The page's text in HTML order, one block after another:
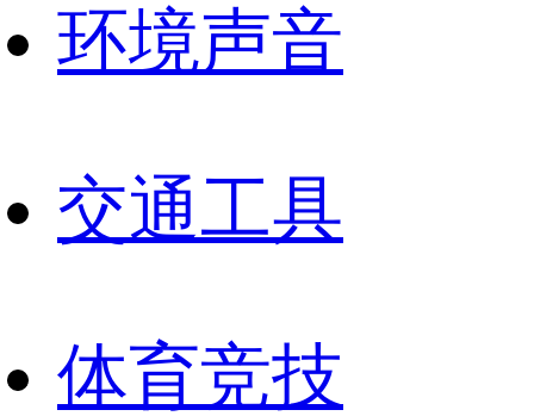
环境声音
交通工具
体育竞技